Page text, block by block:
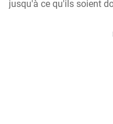
jusqu'à ce qu'ils soient